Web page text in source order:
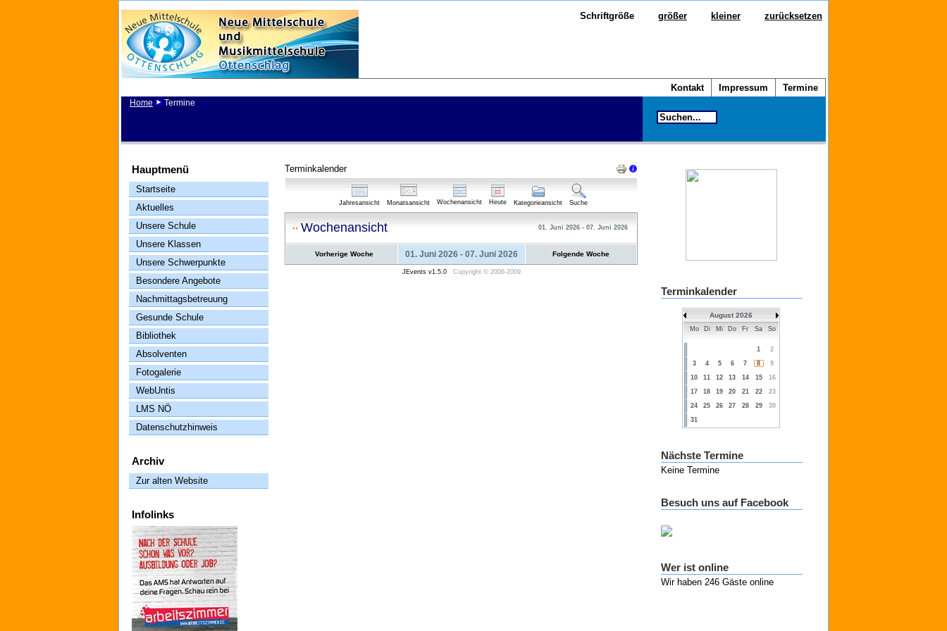
Schriftgröße größer kleiner zurücksetzen
Kontakt Impressum Termine
Home Termine
Hauptmenü
Startseite
Aktuelles
Unsere Schule
Unsere Klassen
Unsere Schwerpunkte
Besondere Angebote
Nachmittagsbetreuung
Gesunde Schule
Bibliothek
Absolventen
Fotogalerie
WebUntis
LMS NÖ
Datenschutzhinweis
Archiv
Zur alten Website
Infolinks
Terminkalender
Jahresansicht Monatsansicht Wochenansicht Heute Kategorieansicht Suche
Wochenansicht 01. Juni 2026 - 07. Juni 2026
Vorherige Woche 01. Juni 2026 - 07. Juni 2026 Folgende Woche
JEvents v1.5.0 Copyright © 2006-2009
Terminkalender
August 2026
Mo Di Mi Do Fr Sa So
1
2
3
4 5 6 7 8
9
10
11 12 13 14 15
16
17
18 19 20 21 22
23
24
25 26 27 28 29
30
31
Nächste Termine
Keine Termine
Besuch uns auf Facebook
Wer ist online
Wir haben 246 Gäste online